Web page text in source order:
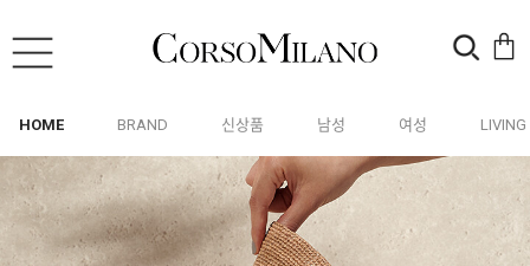
HOME BRAND 신상품 남성 여성 LIVING